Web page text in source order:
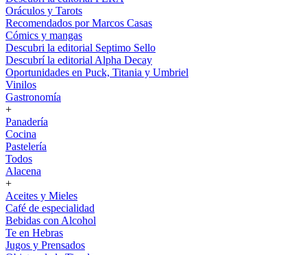
Oráculos y Tarots
Recomendados por Marcos Casas
Cómics y mangas
Descubri la editorial Septimo Sello
Descubrí la editorial Alpha Decay
Oportunidades en Puck, Titania y Umbriel
Vinilos
Gastronomía
+
Panadería
Cocina
Pastelería
Todos
Alacena
+
Aceites y Mieles
Café de especialidad
Bebidas con Alcohol
Te en Hebras
Jugos y Prensados